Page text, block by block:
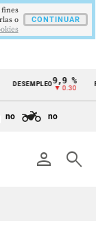
9,9 %
▼ 0.30
PIB
▲
no no
person search
fines
o
CONTINUAR